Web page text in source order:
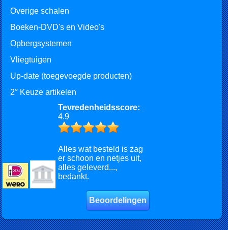
Overige schalen
Boeken-DVD's en Video's
Opbergsystemen
Vliegtuigen
Up-date (toegevoegde producten)
2° Keuze artikelen
Tevredenheidsscore:
4.9
Alles wat besteld is zag
er schoon en netjes uit,
alles geleverd...,
bedankt.
Beoordelingen